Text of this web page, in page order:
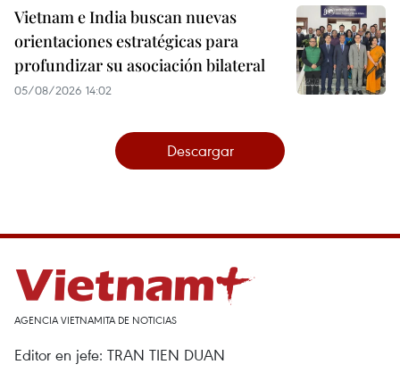
Vietnam e India buscan nuevas
orientaciones estratégicas para
profundizar su asociación bilateral
05/08/2026 14:02
Descargar
AGENCIA VIETNAMITA DE NOTICIAS
Editor en jefe: TRAN TIEN DUAN